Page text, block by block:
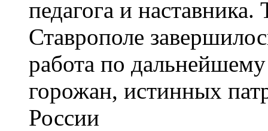
педагога и
Ставрополе
работа по
горожан, истинных
России